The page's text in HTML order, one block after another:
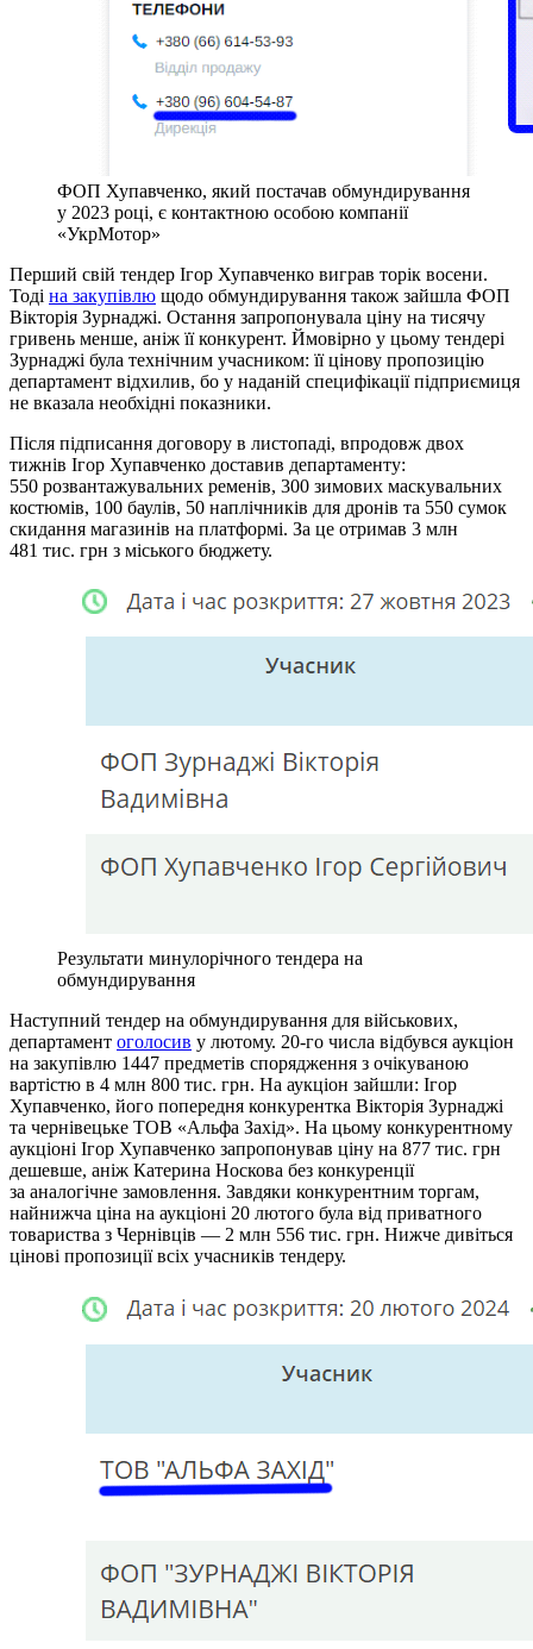
ФОП Хупавченко, який постачав обмундирування
у 2023 році, є контактною особою компанії
«УкрМотор»
Перший свій тендер Ігор Хупавченко виграв торік восени.
Тоді на закупівлю щодо обмундирування також зайшла ФОП
Вікторія Зурнаджі. Остання запропонувала ціну на тисячу
гривень менше, аніж її конкурент. Ймовірно у цьому тендері
Зурнаджі була технічним учасником: її цінову пропозицію
департамент відхилив, бо у наданій специфікації підприємиця
не вказала необхідні показники.
Після підписання договору в листопаді, впродовж двох
тижнів Ігор Хупавченко доставив департаменту:
550 розвантажувальних ременів, 300 зимових маскувальних
костюмів, 100 баулів, 50 наплічників для дронів та 550 сумок
скидання магазинів на платформі. За це отримав 3 млн
481 тис. грн з міського бюджету.
Результати минулорічного тендера на
обмундирування
Наступний тендер на обмундирування для військових,
департамент оголосив у лютому. 20-го числа відбувся аукціон
на закупівлю 1447 предметів спорядження з очікуваною
вартістю в 4 млн 800 тис. грн. На аукціон зайшли: Ігор
Хупавченко, його попередня конкурентка Вікторія Зурнаджі
та чернівецьке ТОВ «Альфа Захід». На цьому конкурентному
аукціоні Ігор Хупавченко запропонував ціну на 877 тис. грн
дешевше, аніж Катерина Носкова без конкуренції
за аналогічне замовлення. Завдяки конкурентним торгам,
найнижча ціна на аукціоні 20 лютого була від приватного
товариства з Чернівців — 2 млн 556 тис. грн. Нижче дивіться
цінові пропозиції всіх учасників тендеру.